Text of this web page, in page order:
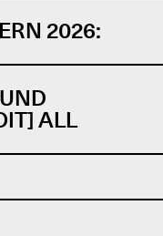
2026:
ALL